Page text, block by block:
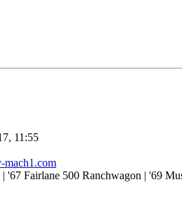
11:55
'67 Fairlane 500 Ranchwagon | '69